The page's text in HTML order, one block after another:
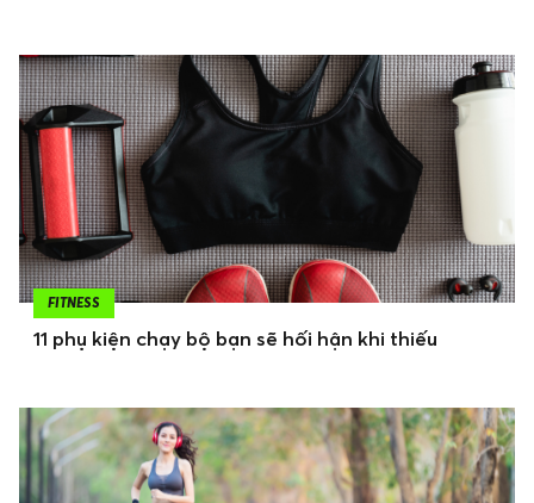
FITNESS
11 phụ kiện chạy bộ bạn sẽ hối hận khi thiếu